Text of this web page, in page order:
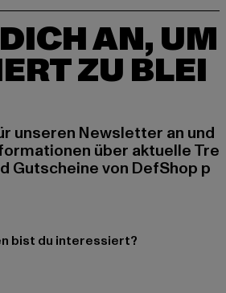
AN, UM
ZU BLEI
unseren Newsletter an und
über aktuelle Tre
Gutscheine von DefShop p
bist du interessiert?